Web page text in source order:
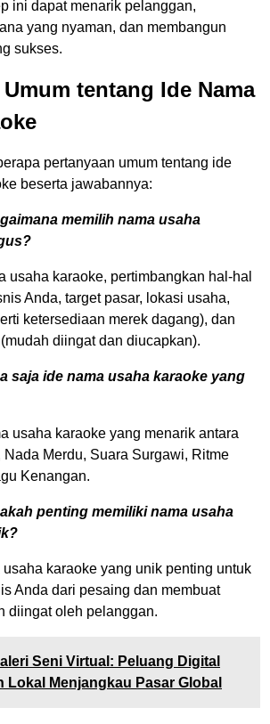
ini dapat menarik pelanggan,
yang nyaman, dan membangun
sukses.
tentang Ide Nama
pertanyaan umum tentang ide
beserta jawabannya:
memilih nama usaha
usaha karaoke, pertimbangkan hal-hal
Anda, target pasar, lokasi usaha,
ketersediaan merek dagang), dan
diingat dan diucapkan).
saja ide nama usaha karaoke yang
usaha karaoke yang menarik antara
Nada Merdu, Suara Surgawi, Ritme
Kenangan.
penting memiliki nama usaha
karaoke yang unik penting untuk
Anda dari pesaing dan membuat
diingat oleh pelanggan.
Seni Virtual: Peluang Digital
Lokal Menjangkau Pasar Global